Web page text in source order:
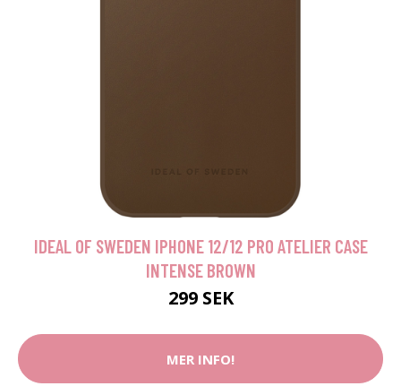
IDEAL OF SWEDEN IPHONE 12/12 PRO ATELIER CASE
INTENSE BROWN
299 SEK
MER INFO!